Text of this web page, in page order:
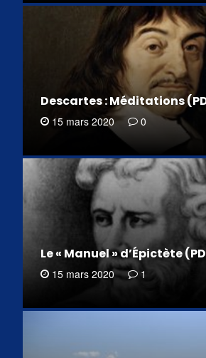
Descartes : Méditations
15 mars 2020 0
Le « Manuel » d’Épictète
15 mars 2020 1